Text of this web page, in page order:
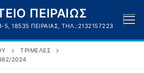
ΠΕΙΡΑΙΩΣ
18535 ΠΕΙΡΑΙΆΣ, ΤΗΛ.:2132157223
ΤΡΙΜΕΛΈΣ
2024